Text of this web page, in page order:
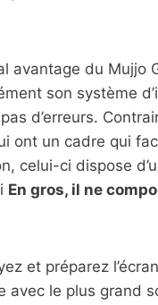
avantage du Mujjo
son système
d’erreurs.
ont un cadre qui
celui-ci dispose
En gros, il ne
et préparez
avec le plus grand